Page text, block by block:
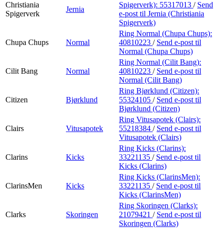
Christiania
Spigerverk
Jernia
Spigerverk): 55317013 / Send
e-post til Jernia (Christiania
Spigerverk)
Chupa Chups Normal
Ring Normal (Chupa Chups):
40810223 / Send e-post til
Normal (Chupa Chups)
Cilit Bang Normal
Ring Normal (Cilit Bang):
40810223 / Send e-post til
Normal (Cilit Bang)
Citizen Bjørklund
Ring Bjørklund (Citizen):
55324105 / Send e-post til
Bjørklund (Citizen)
Clairs Vitusapotek
Ring Vitusapotek (Clairs):
55218384 / Send e-post til
Vitusapotek (Clairs)
Clarins Kicks
Ring Kicks (Clarins):
33221135 / Send e-post til
Kicks (Clarins)
ClarinsMen Kicks
Ring Kicks (ClarinsMen):
33221135 / Send e-post til
Kicks (ClarinsMen)
Clarks Skoringen
Ring Skoringen (Clarks):
21079421 / Send e-post til
Skoringen (Clarks)